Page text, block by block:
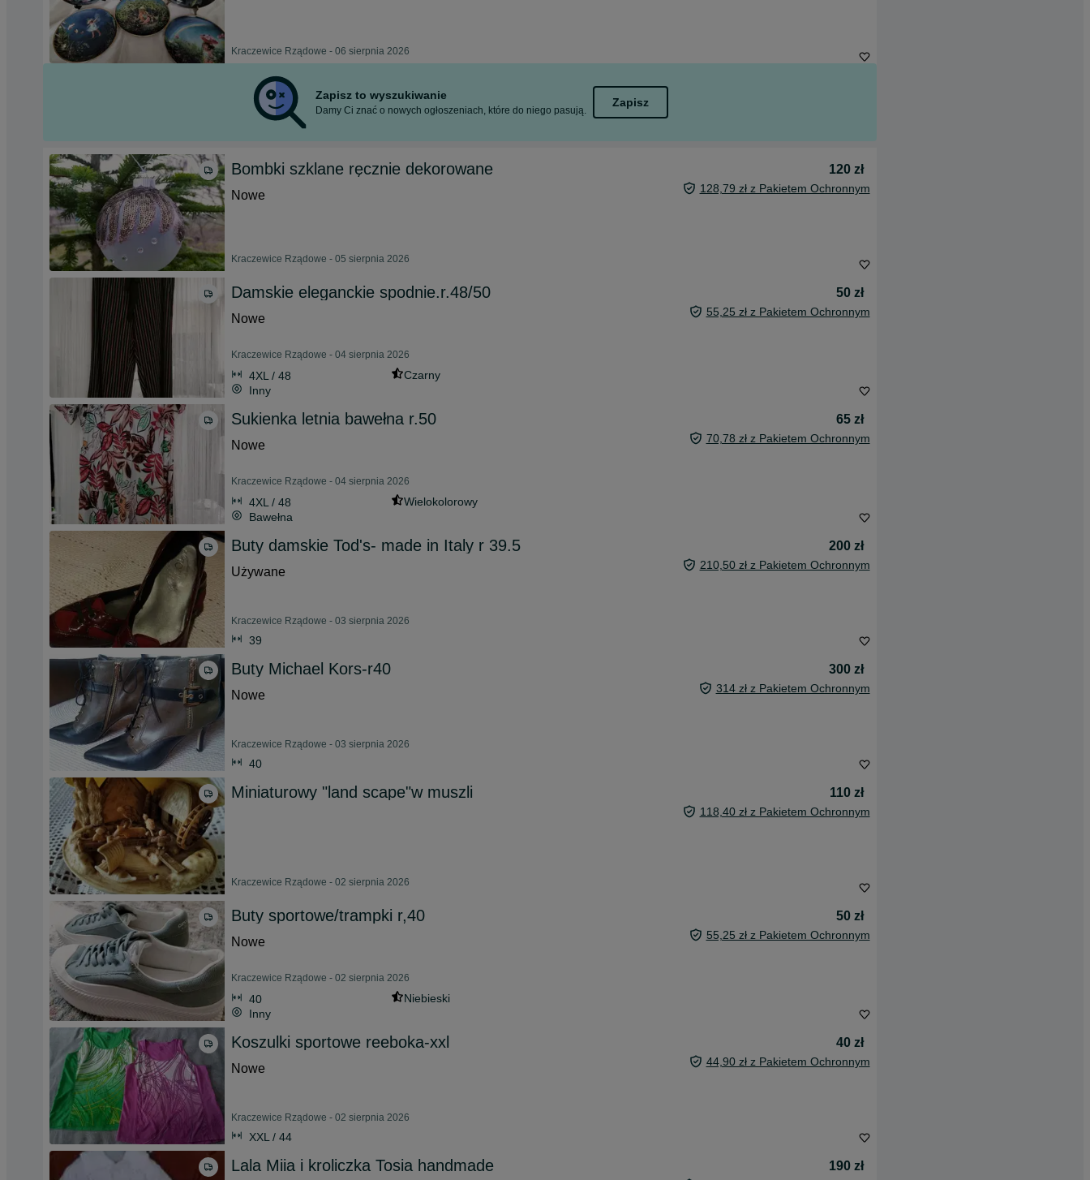
Kraczewice Rządowe - 06 sierpnia 2026
Zapisz to wyszukiwanie
Damy Ci znać o nowych ogłoszeniach, które do niego pasują.
Zapisz
Bombki szklane ręcznie dekorowane
120 zł
Nowe
128,79 zł z Pakietem Ochronnym
Kraczewice Rządowe - 05 sierpnia 2026
Damskie eleganckie spodnie.r.48/50
50 zł
Nowe
55,25 zł z Pakietem Ochronnym
Kraczewice Rządowe - 04 sierpnia 2026
4XL / 48
Czarny
Inny
Sukienka letnia bawełna r.50
65 zł
Nowe
70,78 zł z Pakietem Ochronnym
Kraczewice Rządowe - 04 sierpnia 2026
4XL / 48
Wielokolorowy
Bawełna
Buty damskie Tod's- made in Italy r 39.5
200 zł
Używane
210,50 zł z Pakietem Ochronnym
Kraczewice Rządowe - 03 sierpnia 2026
39
Buty Michael Kors-r40
300 zł
Nowe
314 zł z Pakietem Ochronnym
Kraczewice Rządowe - 03 sierpnia 2026
40
Miniaturowy "land scape"w muszli 110 zł
118,40 zł z Pakietem Ochronnym
Kraczewice Rządowe - 02 sierpnia 2026
Buty sportowe/trampki r,40
50 zł
Nowe
55,25 zł z Pakietem Ochronnym
Kraczewice Rządowe - 02 sierpnia 2026
40
Niebieski
Inny
Koszulki sportowe reeboka-xxl
40 zł
Nowe
44,90 zł z Pakietem Ochronnym
Kraczewice Rządowe - 02 sierpnia 2026
XXL / 44
Lala Miia i kroliczka Tosia handmade 190 zł